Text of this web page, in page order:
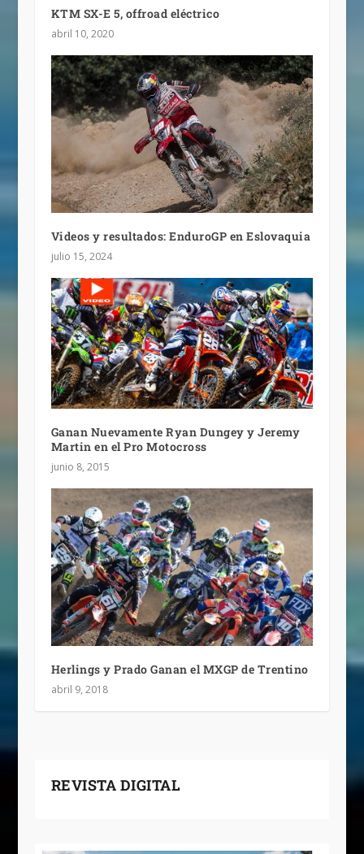
KTM SX-E 5, offroad eléctrico
abril 10, 2020
Videos y resultados: EnduroGP en Eslovaquia
julio 15, 2024
Ganan Nuevamente Ryan Dungey y Jeremy
Martin en el Pro Motocross
junio 8, 2015
Herlings y Prado Ganan el MXGP de Trentino
abril 9, 2018
REVISTA DIGITAL